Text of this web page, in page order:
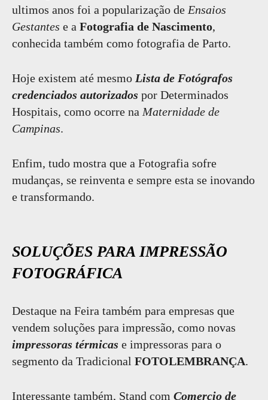
ultimos anos foi a popularização de Ensaios
Gestantes e a Fotografia de Nascimento,
conhecida também como fotografia de Parto.
Hoje existem até mesmo Lista de Fotógrafos
credenciados autorizados por Determinados
Hospitais, como ocorre na Maternidade de
Campinas.
Enfim, tudo mostra que a Fotografia sofre
mudanças, se reinventa e sempre esta se inovando
e transformando.
SOLUÇÕES PARA IMPRESSÃO
FOTOGRÁFICA
Destaque na Feira também para empresas que
vendem soluções para impressão, como novas
impressoras térmicas e impressoras para o
segmento da Tradicional FOTOLEMBRANÇA.
Interessante também, Stand com Comercio de